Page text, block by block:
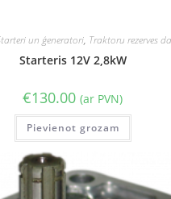
un ģeneratori, Traktoru rezerves
Starteris 12V 2,8kW
€130.00 (ar PVN)
Pievienot grozam